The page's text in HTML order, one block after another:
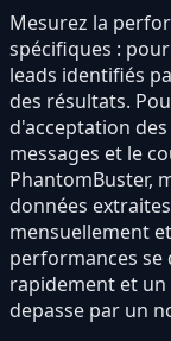
Mesurez la
spécifiques :
leads identifiés
des résultats.
d'acceptation
messages et le
PhantomBuster,
données
mensuellement
performances se
rapidement et
depasse par un